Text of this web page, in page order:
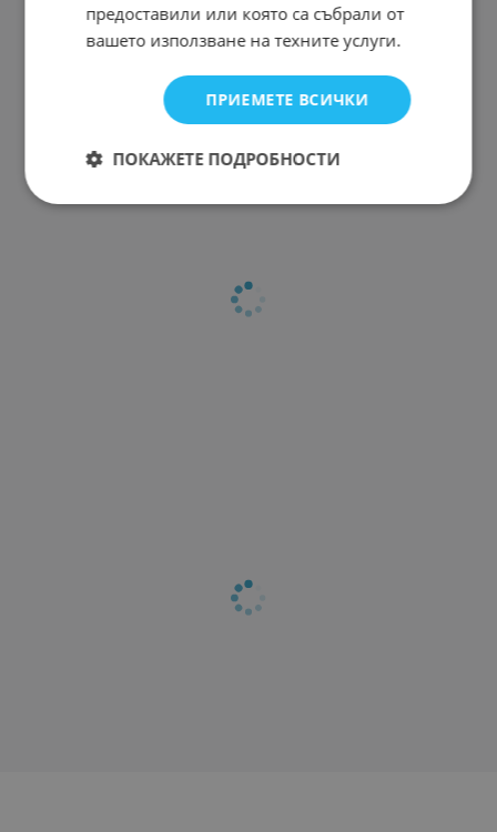
предоставили или която са събрали от
вашето използване на техните услуги.
ПРИЕМЕТЕ ВСИЧКИ
ПОКАЖЕТЕ ПОДРОБНОСТИ